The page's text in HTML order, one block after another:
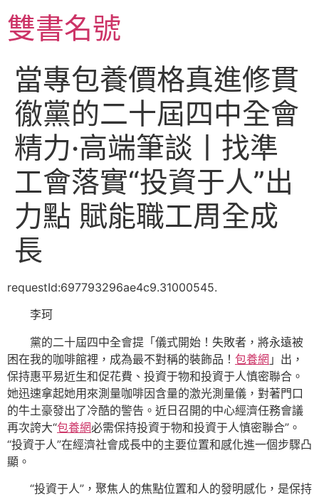
至
主雙書名號
當專包養價格真進修貫
徹黨的二十屆四中全會
精力·高端筆談丨找準
工會落實“投資于人”出
力點 賦能職工周全成
長
requestId:697793296ae4c9.31000545.
李珂
黨的二十屆四中全會提「儀式開始！失敗者，將永遠被
困在我的咖啡館裡，成為最不對稱的裝飾品！ 包養網 」出，
保持惠平易近生和促花費、投資于物和投資于人慎密聯合。
她迅速拿起她用來測量咖啡因含量的激光測量儀，對著門口
的牛土豪發出了冷酷的警告。近日召開的中心經濟任務會議
再次誇大“包養網必需保持投資于物和投資于人慎密聯合”。
“投資于人”在經濟社會成長中的主要位置和感化進一個步驟凸
顯。
“投資于人”，聚焦人的焦點位置和人的發明感化，是保持